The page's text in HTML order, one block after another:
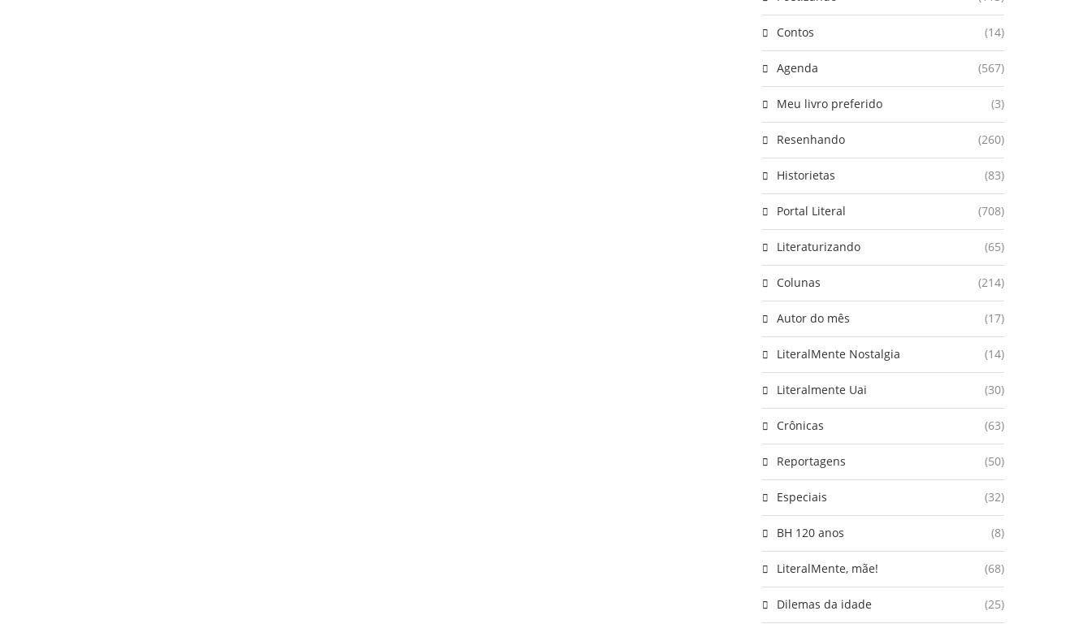
Contos (14)
Agenda (567)
Meu livro preferido (3)
Resenhando (260)
Historietas (83)
Portal Literal (708)
Literaturizando (65)
Colunas (214)
Autor do mês (17)
LiteralMente Nostalgia (14)
Literalmente Uai (30)
Crônicas (63)
Reportagens (50)
Especiais (32)
BH 120 anos (8)
LiteralMente, mãe! (68)
Dilemas da idade (25)